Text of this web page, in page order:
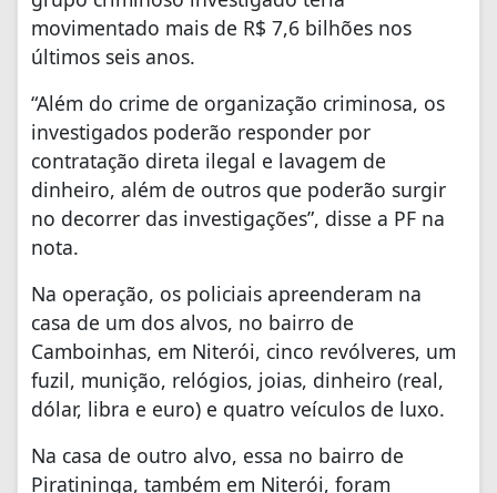
movimentado mais de R$ 7,6 bilhões nos
últimos seis anos.
“Além do crime de organização criminosa, os
investigados poderão responder por
contratação direta ilegal e lavagem de
dinheiro, além de outros que poderão surgir
no decorrer das investigações”, disse a PF na
nota.
Na operação, os policiais apreenderam na
casa de um dos alvos, no bairro de
Camboinhas, em Niterói, cinco revólveres, um
fuzil, munição, relógios, joias, dinheiro (real,
dólar, libra e euro) e quatro veículos de luxo.
Na casa de outro alvo, essa no bairro de
Piratininga, também em Niterói, foram